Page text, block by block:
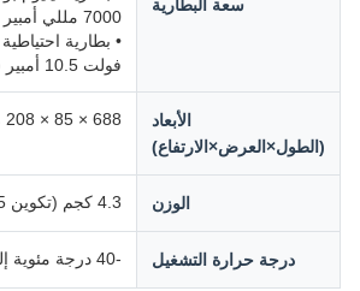
سعة البطارية
7000 مللي أمبير في الساعة
فولت 10.5 أمبير في الساعة متاحة
الأبعاد
(الطول×العرض×الارتفاع)
688 × 85 × 208 ملم
الوزن 4.3 كجم (تكوين 5 نطاقات)
درجة حرارة التشغيل